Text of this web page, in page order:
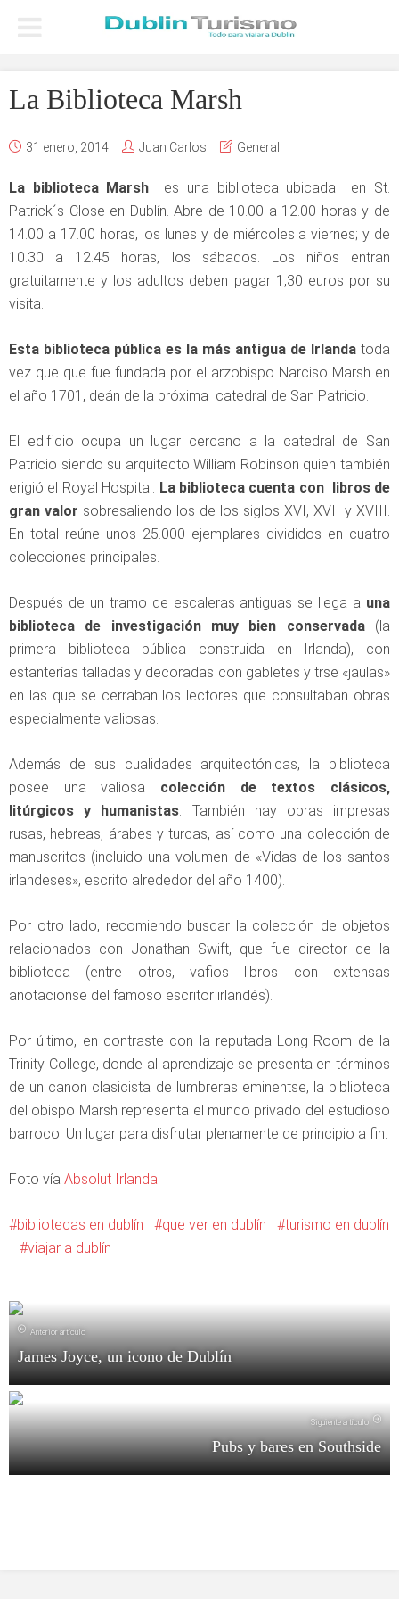
La Biblioteca Marsh
31 enero, 2014 Juan Carlos General
La biblioteca Marsh
es una biblioteca ubicada en St.
Patrick´s Close en Dublín. Abre de 10.00 a 12.00 horas y de
14.00 a 17.00 horas, los lunes y de miércoles a viernes; y de
10.30 a 12.45 horas, los sábados. Los niños entran
gratuitamente y los adultos deben pagar 1,30 euros por su
visita.
Esta biblioteca pública es la más antigua de Irlanda toda
vez que que fue fundada por el arzobispo Narciso Marsh en
el año 1701, deán de la próxima catedral de San Patricio.
El edificio ocupa un lugar cercano a la catedral de San
Patricio siendo su arquitecto William Robinson quien también
erigió el Royal Hospital. La biblioteca cuenta con libros de
gran valor sobresaliendo los de los siglos XVI, XVII y XVIII.
En total reúne unos 25.000 ejemplares divididos en cuatro
colecciones principales.
Después de un tramo de escaleras antiguas se llega a una
biblioteca de investigación muy bien conservada(la
primera biblioteca pública construida en Irlanda), con
estanterías talladas y decoradas con gabletes y trse «jaulas»
en las que se cerraban los lectores que consultaban obras
especialmente valiosas.
Además de sus cualidades arquitectónicas, la biblioteca
posee una valiosa colección de textos clásicos,
litúrgicos y humanistas. También hay obras impresas
rusas, hebreas, árabes y turcas, así como una colección de
manuscritos (incluido una volumen de «Vidas de los santos
irlandeses», escrito alrededor del año 1400).
Por otro lado, recomiendo buscar la colección de objetos
relacionados con Jonathan Swift, que fue director de la
biblioteca (entre otros, vafios libros con extensas
anotacionse del famoso escritor irlandés).
Por último, en contraste con la reputada Long Room de la
Trinity College, donde al aprendizaje se presenta en términos
de un canon clasicista de lumbreras eminentse, la biblioteca
del obispo Marsh representa el mundo privado del estudioso
barroco. Un lugar para disfrutar plenamente de principio a fin.
Foto vía Absolut Irlanda
bibliotecas en dublín que ver en dublín
turismo en dublín
viajar a dublín
Anterior artículo
James Joyce, un icono de Dublín
Siguiente artículo
Pubs y bares en Southside